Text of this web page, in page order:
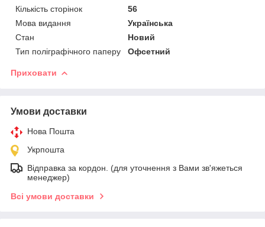
Кількість сторінок
56
Мова видання
Українська
Стан
Новий
Тип поліграфічного паперу
Офсетний
Приховати
Умови доставки
Нова Пошта
Укрпошта
Відправка за кордон. (для уточнення з Вами зв'яжеться
менеджер)
Всі умови доставки